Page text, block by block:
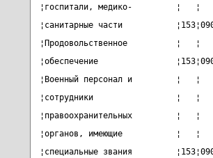
¦госпитали, медико-
¦санитарные части
¦Продовольственное
¦обеспечение
¦Военный персонал и
¦сотрудники                 ¦
¦правоохранительных
¦органов, имеющие           ¦
¦специальные звания